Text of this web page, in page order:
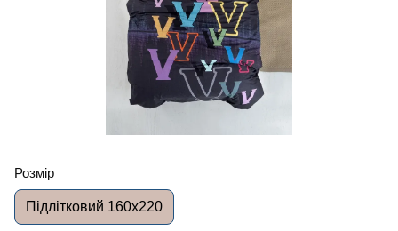
Розмір
Підлітковий 160x220